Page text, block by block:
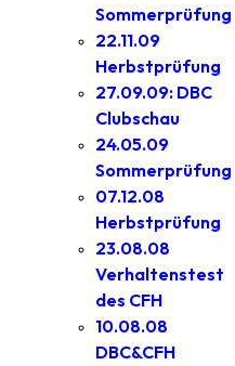
Sommerprüfung
22.11.09
Herbstprüfung
27.09.09: DBC
Clubschau
24.05.09
Sommerprüfung
07.12.08
Herbstprüfung
23.08.08
Verhaltenstest
des CFH
10.08.08
DBC&CFH